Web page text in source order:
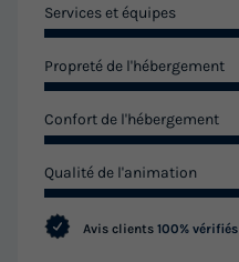
Services et équipes
Propreté de l'hébergement
Confort de l'hébergement
Qualité de l'animation
Avis clients 100% vérifiés